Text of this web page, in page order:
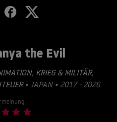
the Evil
, KRIEG & MILITÄR,
• JAPAN • 2017 - 2026